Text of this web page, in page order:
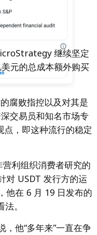
继续坚定
元的总成本额外购买
腐败指控以及对其是
交易员和知名市场专
，即这种流行的稳定
利组织消费者研究的
对 USDT 发行方的运
他在 6 月 19 日发布的
。
，他“多年来”一直在争